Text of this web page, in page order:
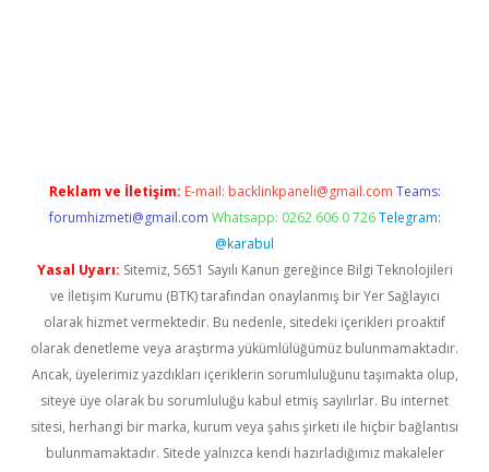
Reklam ve İletişim: E-mail: backlinkpaneli@gmail.com Teams:
forumhizmeti@gmail.com Whatsapp: 0262 606 0 726 Telegram:
@karabul
Yasal Uyarı: Sitemiz, 5651 Sayılı Kanun gereğince Bilgi Teknolojileri
ve İletişim Kurumu (BTK) tarafından onaylanmış bir Yer Sağlayıcı
olarak hizmet vermektedir. Bu nedenle, sitedeki içerikleri proaktif
olarak denetleme veya araştırma yükümlülüğümüz bulunmamaktadır.
Ancak, üyelerimiz yazdıkları içeriklerin sorumluluğunu taşımakta olup,
siteye üye olarak bu sorumluluğu kabul etmiş sayılırlar. Bu internet
sitesi, herhangi bir marka, kurum veya şahıs şirketi ile hiçbir bağlantısı
bulunmamaktadır. Sitede yalnızca kendi hazırladığımız makaleler